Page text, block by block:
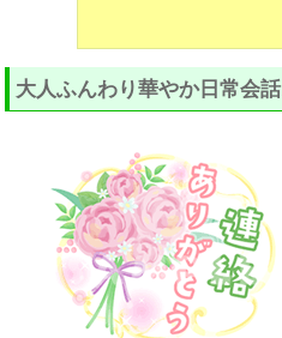
大人ふんわり華やか日常会